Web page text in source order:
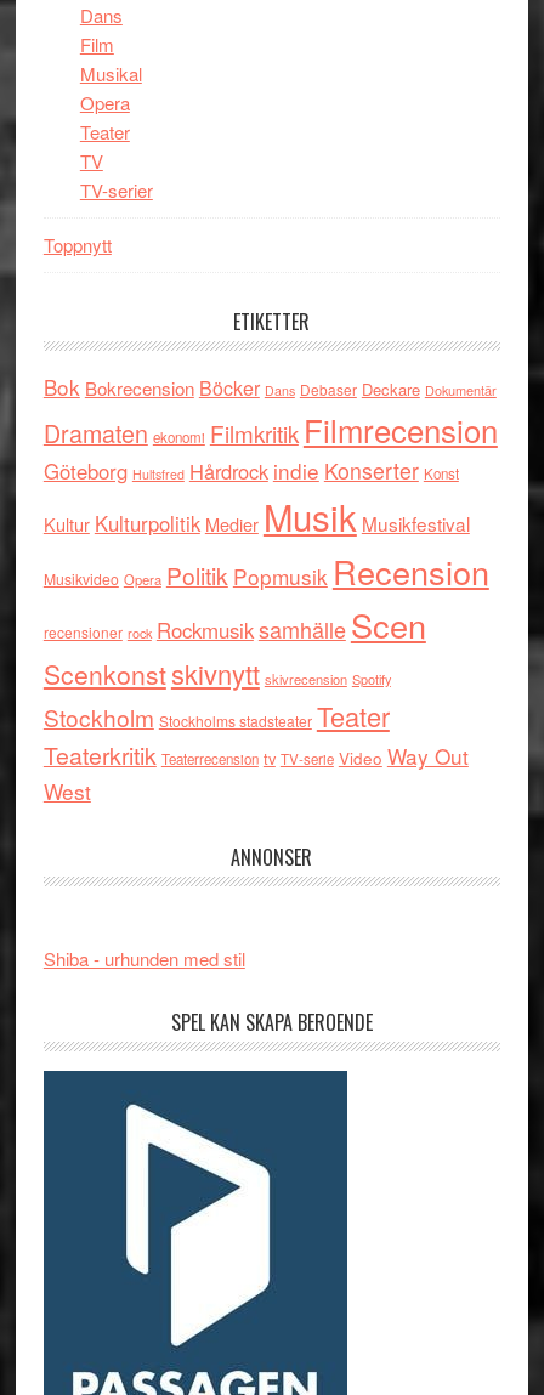
Dans
Film
Musikal
Opera
Teater
TV
TV-serier
Toppnytt
ETIKETTER
Bok Bokrecension Böcker Dans Debaser Deckare Dokumentär
Dramaten ekonomi Filmkritik Filmrecension
Göteborg Hultsfred Hårdrock indie Konserter Konst
Kultur Kulturpolitik Medier Musik Musikfestival
Musikvideo Opera Politik Popmusik Recension
recensioner rock RockmusiksamhälleScen
Scenkonstskivnytt skivrecension Spotify
Stockholm Stockholms stadsteater Teater
Teaterkritik Teaterrecension tv TV-serie Video Way Out
West
ANNONSER
Shiba - urhunden med stil
SPEL KAN SKAPA BEROENDE